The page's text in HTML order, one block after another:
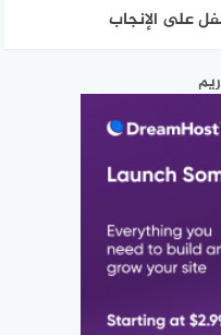
على الإنجاب